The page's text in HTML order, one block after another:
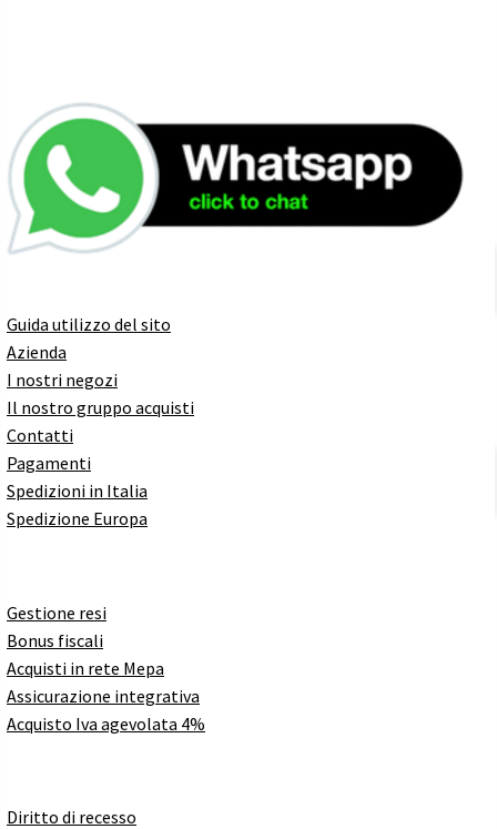
Guida utilizzo del sito
Azienda
I nostri negozi
Il nostro gruppo acquisti
Contatti
Pagamenti
Spedizioni in Italia
Spedizione Europa
Gestione resi
Bonus fiscali
Acquisti in rete Mepa
Assicurazione integrativa
Acquisto Iva agevolata 4%
Diritto di recesso